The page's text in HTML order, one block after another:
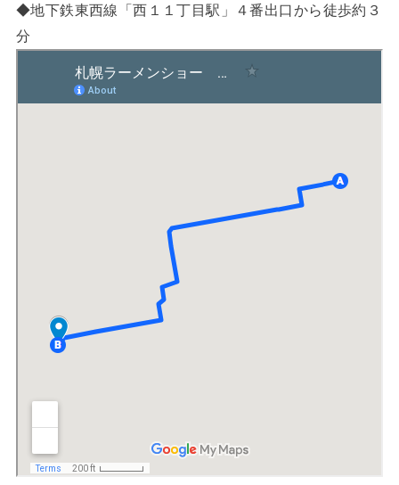
◆地下鉄東西線「西１１丁目駅」４番出口から徒歩約３
分